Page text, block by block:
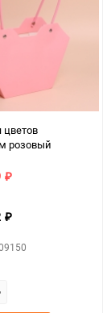
27)
розовый
₽
₽